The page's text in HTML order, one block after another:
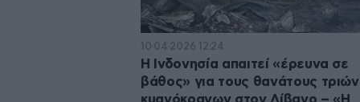
10·04·2026 12:24
Η Ινδονησία απαιτεί «έρευνα σε
βάθος» για τους θανάτους τριών